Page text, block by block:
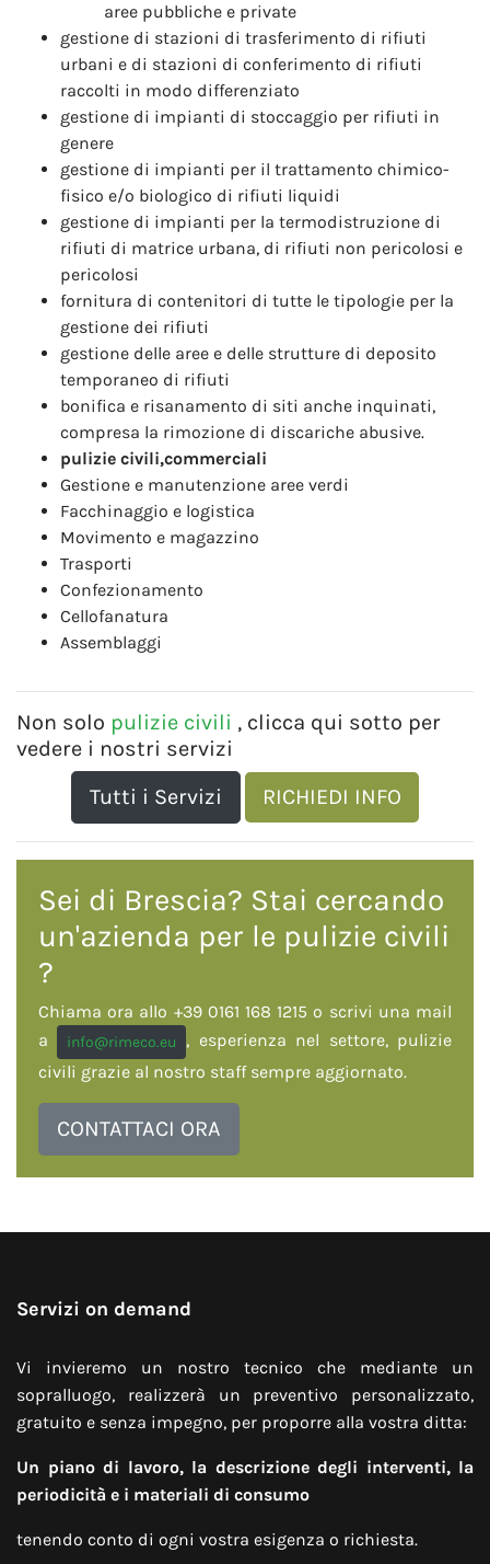
aree pubbliche e private
gestione di stazioni di trasferimento di rifiuti
urbani e di stazioni di conferimento di rifiuti
raccolti in modo differenziato
gestione di impianti di stoccaggio per rifiuti in
genere
gestione di impianti per il trattamento chimico-
fisico e/o biologico di rifiuti liquidi
gestione di impianti per la termodistruzione di
rifiuti di matrice urbana, di rifiuti non pericolosi e
pericolosi
fornitura di contenitori di tutte le tipologie per la
gestione dei rifiuti
gestione delle aree e delle strutture di deposito
temporaneo di rifiuti
bonifica e risanamento di siti anche inquinati,
compresa la rimozione di discariche abusive.
pulizie civili,commerciali
Gestione e manutenzione aree verdi
Facchinaggio e logistica
Movimento e magazzino
Trasporti
Confezionamento
Cellofanatura
Assemblaggi
Non solo pulizie civili , clicca qui sotto per
vedere i nostri servizi
Tutti i Servizi
RICHIEDI INFO
Sei di Brescia? Stai cercando
un'azienda per le pulizie civili
?
Chiama ora allo +39 0161 168 1215 o scrivi una mail
a
info@rimeco.eu
, esperienza nel settore, pulizie
civili grazie al nostro staff sempre aggiornato.
CONTATTACI ORA
Servizi on demand
Vi invieremo un nostro tecnico che mediante un
sopralluogo, realizzerà un preventivo personalizzato,
gratuito e senza impegno, per proporre alla vostra ditta:
Un piano di lavoro, la descrizione degli interventi, la
periodicità e i materiali di consumo
tenendo conto di ogni vostra esigenza o richiesta.